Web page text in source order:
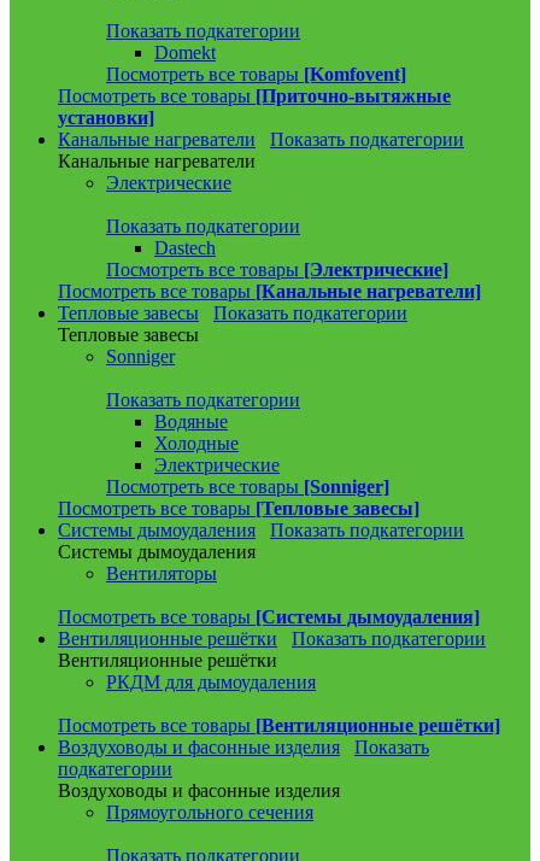
Показать подкатегории
Domekt
Посмотреть все товары [Komfovent]
Посмотреть все товары [Приточно-вытяжные
установки]
Канальные нагреватели
Показать подкатегории
Канальные нагреватели
Электрические
Показать подкатегории
Dastech
Посмотреть все товары [Электрические]
Посмотреть все товары [Канальные нагреватели]
Тепловые завесы
Показать подкатегории
Тепловые завесы
Sonniger
Показать подкатегории
Водяные
Холодные
Электрические
Посмотреть все товары [Sonniger]
Посмотреть все товары [Тепловые завесы]
Системы дымоудаления
Показать подкатегории
Системы дымоудаления
Вентиляторы
Посмотреть все товары [Системы дымоудаления]
Вентиляционные решётки
Показать подкатегории
Вентиляционные решётки
РКДМ для дымоудаления
Посмотреть все товары [Вентиляционные решётки]
Воздуховоды и фасонные изделия
Показать
подкатегории
Воздуховоды и фасонные изделия
Прямоугольного сечения
Показать подкатегории